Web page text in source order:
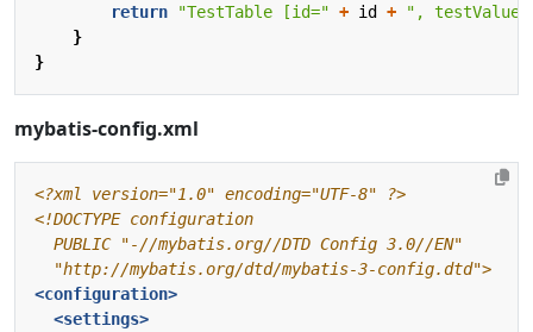
return
"TestTable [id=" + id +
",
}
}
mybatis-config.xml
<?xml version="1.0" encoding="UTF-8" ?>
  "http://mybatis.org/dtd/mybatis-3-config.dtd">
<configuration>
<settings>